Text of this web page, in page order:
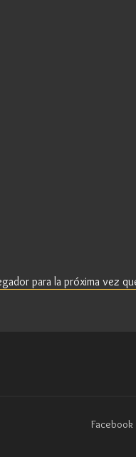
para la próxima vez
Facebook